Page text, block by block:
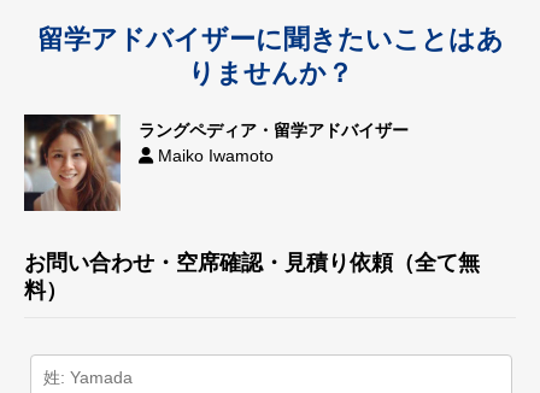
留学アドバイザーに聞きたいことはあ
りませんか？
ラングペディア・留学アドバイザー
Maiko Iwamoto
お問い合わせ・空席確認・見積り依頼（全て無
料）